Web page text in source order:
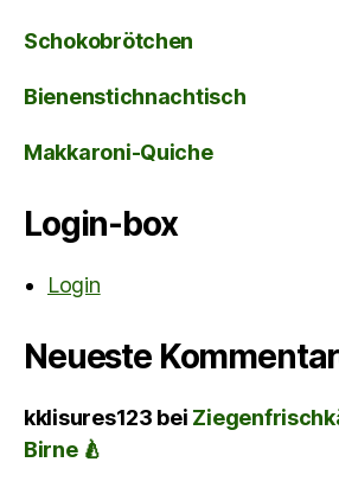
Schokobrötchen
Bienenstichnachtisch
Makkaroni-Quiche
Login-box
Login
Neueste
kklisures123 bei
Birne 🍐